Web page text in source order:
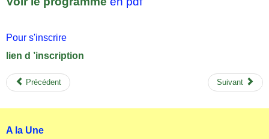
Pour s'inscrire
lien d ’inscription
Précédent Suivant
A la Une